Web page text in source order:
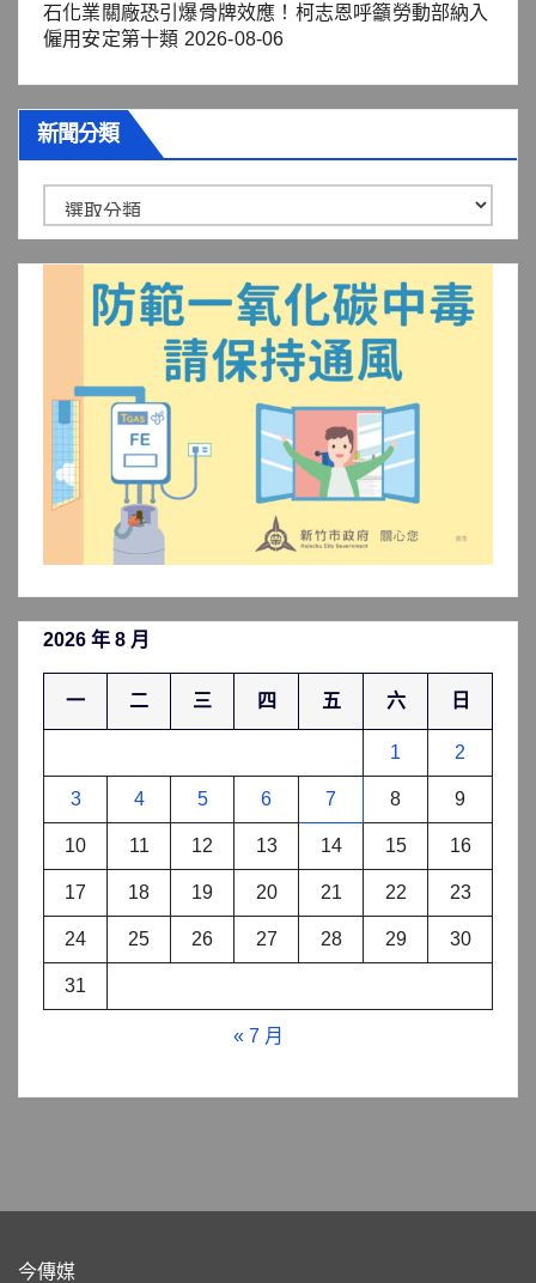
石化業關廠恐引爆骨牌效應！柯志恩呼籲勞動部納入
僱用安定第十類 2026-08-06
新聞分類
聞
2026 年 8 月
一 二 三 四 五 六 日
1 2
3 4 5 6 7 8 9
10 11 12 13 14 15 16
17 18 19 20 21 22 23
24 25 26 27 28 29 30
31
« 7 月
今傳媒